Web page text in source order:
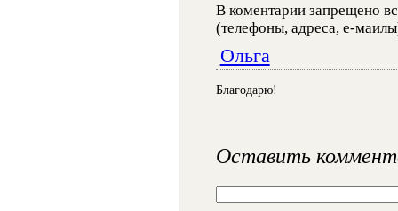
В коментарии запрещено
(телефоны, адреса, е-
Ольга
Благодарю!
Оставить